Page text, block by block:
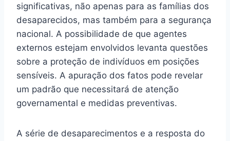
significativas, não apenas para as famílias dos
desaparecidos, mas também para a segurança
nacional. A possibilidade de que agentes
externos estejam envolvidos levanta questões
sobre a proteção de indivíduos em posições
sensíveis. A apuração dos fatos pode revelar
um padrão que necessitará de atenção
governamental e medidas preventivas.
A série de desaparecimentos e a resposta do